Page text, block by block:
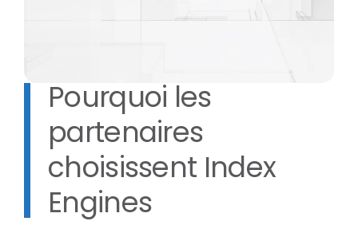
Pourquoi les
partenaires
choisissent Index
Engines